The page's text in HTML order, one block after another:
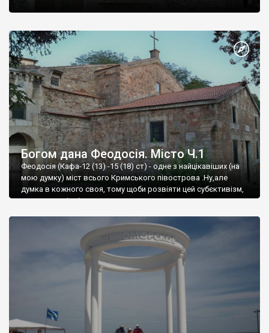
Богом дана Феодосія. Місто Ч.1
Феодосія (Кафа-12 (13) -15 (18) ст) - одне з найцікавіших (на
мою думку) міст всього Кримського півострова .Ну,але
думка в кожного своя, тому щоби розвіяти цей субєктивізм,
запрошую відвідати це